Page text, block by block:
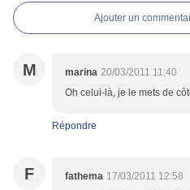
Ajouter un
M marina 20/03/2011 11:40
Oh celui-là, je le mets de
Répondre
F fathema 17/03/2011 12:58